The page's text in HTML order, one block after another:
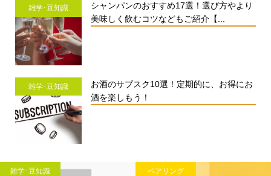
雑学･豆知識
シャンパンのおすすめ17選！選び方やより
美味しく飲むコツなどもご紹介【...
雑学･豆知識
お酒のサブスク10選！定期的に、お得にお
酒を楽しもう！
雑学･豆知識 ペアリング